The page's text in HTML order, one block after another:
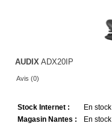
AUDIX ADX20IP
Avis (0)
Stock Internet :
En stock
Magasin Nantes :
En stock